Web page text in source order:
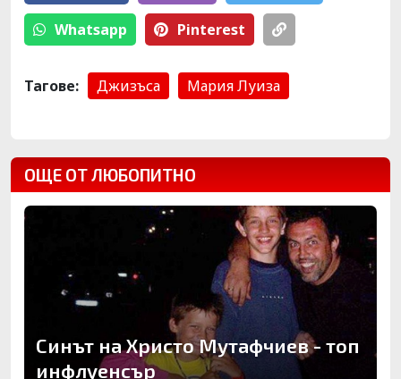
Whatsapp Pinterest
Тагове: Джизъса Мария Луиза
ОЩЕ ОТ ЛЮБОПИТНО
Синът на Христо Мутафчиев - топ
инфлуенсър